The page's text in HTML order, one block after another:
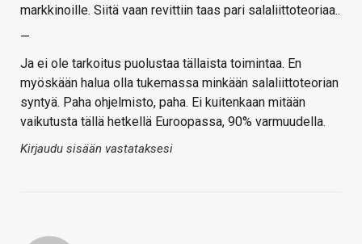
markkinoille. Siitä vaan revittiin taas pari salaliittoteoriaa..
—
Ja ei ole tarkoitus puolustaa tällaista toimintaa. En
myöskään halua olla tukemassa minkään salaliittoteorian
syntyä. Paha ohjelmisto, paha. Ei kuitenkaan mitään
vaikutusta tällä hetkellä Euroopassa, 90% varmuudella.
Kirjaudu sisään vastataksesi